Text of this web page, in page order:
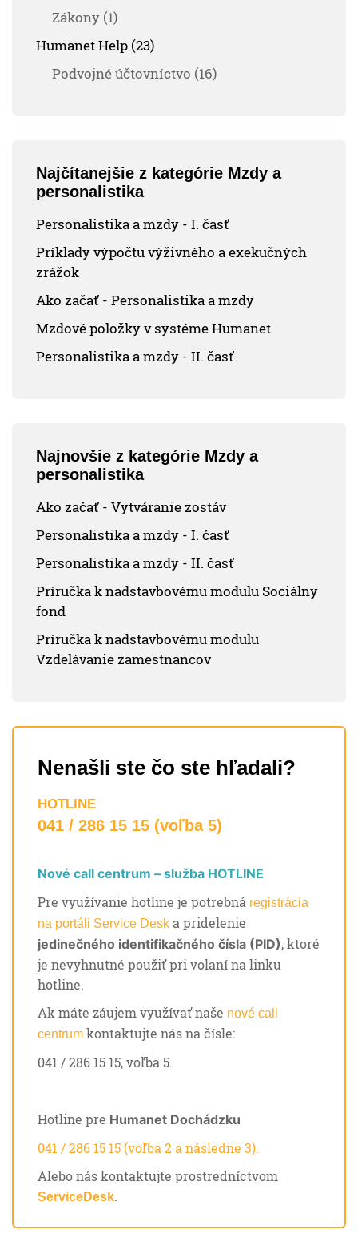
Zákony (1)
Humanet Help (23)
Podvojné účtovníctvo (16)
Najčítanejšie z kategórie Mzdy a
personalistika
Personalistika a mzdy - I. časť
Príklady výpočtu výživného a exekučných
zrážok
Ako začať - Personalistika a mzdy
Mzdové položky v systéme Humanet
Personalistika a mzdy - II. časť
Najnovšie z kategórie Mzdy a
personalistika
Ako začať - Vytváranie zostáv
Personalistika a mzdy - I. časť
Personalistika a mzdy - II. časť
Príručka k nadstavbovému modulu Sociálny
fond
Príručka k nadstavbovému modulu
Vzdelávanie zamestnancov
Nenašli ste čo ste hľadali?
HOTLINE
041 / 286 15 15 (voľba 5)
Nové call centrum – služba HOTLINE
Pre využívanie hotline je potrebná registrácia
na portáli Service Desk a pridelenie
jedinečného identifikačného čísla (PID), ktoré
je nevyhnutné použiť pri volaní na linku
hotline.
Ak máte záujem využívať naše nové call
centrum kontaktujte nás na čísle:
041 / 286 15 15, voľba 5.
Hotline pre Humanet Dochádzku
041 / 286 15 15 (voľba 2 a následne 3).
Alebo nás kontaktujte prostredníctvom
ServiceDesk.